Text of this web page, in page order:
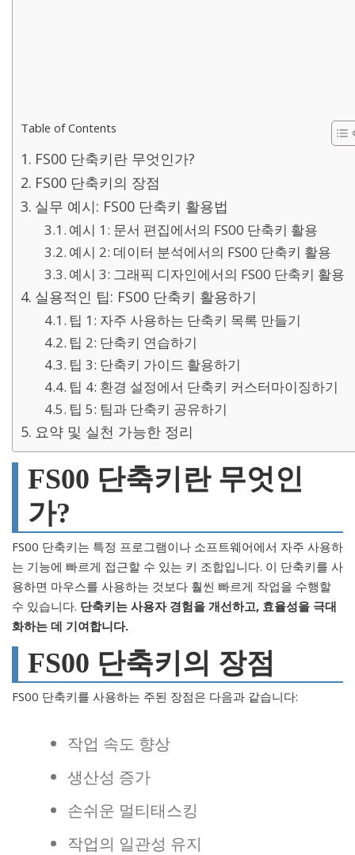
Table of Contents
FS00 단축키란 무엇인가?
FS00 단축키의 장점
실무 예시: FS00 단축키 활용법
예시 1: 문서 편집에서의 FS00 단축키 활용
예시 2: 데이터 분석에서의 FS00 단축키 활용
예시 3: 그래픽 디자인에서의 FS00 단축키 활용
실용적인 팁: FS00 단축키 활용하기
팁 1: 자주 사용하는 단축키 목록 만들기
팁 2: 단축키 연습하기
팁 3: 단축키 가이드 활용하기
팁 4: 환경 설정에서 단축키 커스터마이징하기
팁 5: 팀과 단축키 공유하기
요약 및 실천 가능한 정리
FS00 단축키란 무엇인
가?
FS00 단축키는 특정 프로그램이나 소프트웨어에서 자주 사용하
는 기능에 빠르게 접근할 수 있는 키 조합입니다. 이 단축키를 사
용하면 마우스를 사용하는 것보다 훨씬 빠르게 작업을 수행할
수 있습니다. 단축키는 사용자 경험을 개선하고, 효율성을 극대
화하는 데 기여합니다.
FS00 단축키의 장점
FS00 단축키를 사용하는 주된 장점은 다음과 같습니다:
작업 속도 향상
생산성 증가
손쉬운 멀티태스킹
작업의 일관성 유지